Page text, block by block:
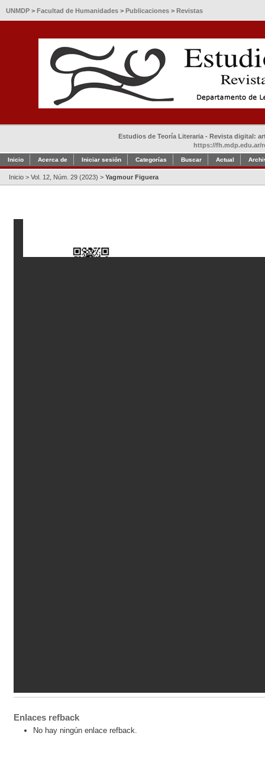
UNMDP > Facultad de Humanidades > Publicaciones > Revistas
Estudios de Teoría Literaria - Revista digital:
https://fh.mdp.edu.ar/
Inicio Acerca de Iniciar sesión Categorías Buscar Actual
Inicio > Vol. 12, Núm. 29 (2023) > Yagmour Figuera
Enlaces refback
No hay ningún enlace refback.